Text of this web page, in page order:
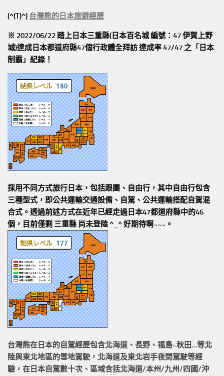
(^(T)^) 台灣熊的日本旅遊經歷
※ 2022/06/22 踏上日本三重縣(日本百名城 編號：47 伊賀上野
城)達成日本都道府縣47個行政體全拜訪達成率 47/47 之「日本
制霸」紀錄！
採用不同方式旅行日本，包括跟團、自由行，其中自由行包含
三種型式，即公共運輸交通設備、自駕、公共運輸搭配自駕混
合式。透過前述方式在近年已經走過日本47都道府縣中的46
個，目前僅剩 三重縣 尚未登陸 ^_^ 好期待啊~~~。
台灣熊在日本的自駕經歷包含北海道、長野、福島~秋田…等北
陸與東北地區的雪地駕駛 ，北海道及東北岩手夜間駕駛等經
驗，在日本自駕數十次、區域含括北海道/本州/九州/四國/沖